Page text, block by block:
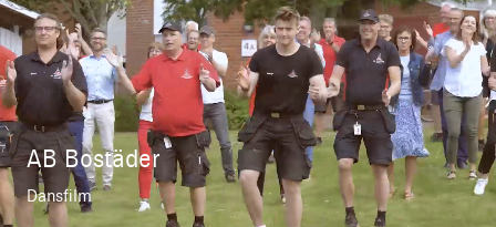
AB Bostäder
Dansfilm